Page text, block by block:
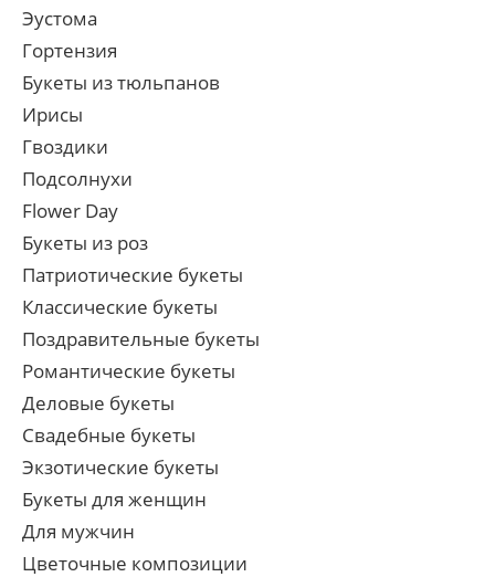
Эустома
Гортензия
Букеты из тюльпанов
Ирисы
Гвоздики
Подсолнухи
Flower Day
Букеты из роз
Патриотические букеты
Классические букеты
Поздравительные букеты
Романтические букеты
Деловые букеты
Свадебные букеты
Экзотические букеты
Букеты для женщин
Для мужчин
Цветочные композиции